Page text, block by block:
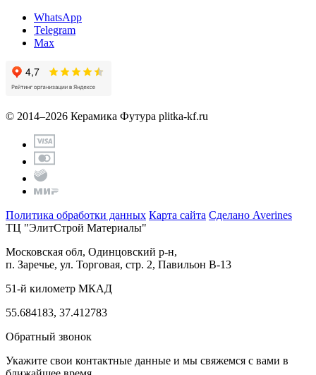
WhatsApp
Telegram
Max
© 2014–2026 Керамика Футура plitka-kf.ru
Политика обработки данных Карта сайта Сделано Averines
ТЦ "ЭлитСтрой Материалы"
Московская обл, Одинцовский р-н,
п. Заречье, ул. Торговая, стр. 2, Павильон В-13
51-й километр МКАД
55.684183, 37.412783
Обратный звонок
Укажите свои контактные данные и мы свяжемся с вами в